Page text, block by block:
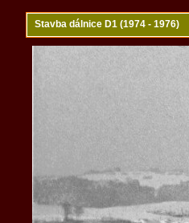
Stavba dálnice D1 (1974 - 1976)